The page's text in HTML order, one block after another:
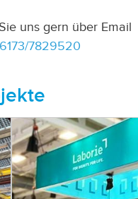
uns gern über Email
7829520